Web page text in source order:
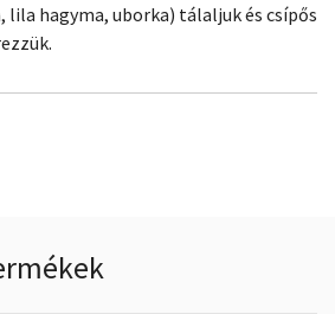
lila hagyma, uborka) tálaljuk és csípős